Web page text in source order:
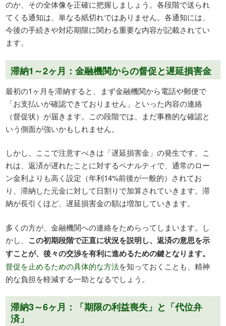
のか、その全体像を正確に把握しましょう。各段階で送られ
てくる通知は、単なる紙切れではありません。各通知には、
今後の手続きや対応期限に関わる重要な内容が記載されてい
ます。
滞納1～2ヶ月：金融機関からの督促と遅延損害金
最初の1ヶ月を滞納すると、まず金融機関から電話や郵便で
「お支払いが確認できておりません」といった内容の連絡
（督促状）が届きます。この段階では、まだ事務的な確認と
いう側面が強いかもしれません。
しかし、ここで注意すべきは「遅延損害金」の発生です。こ
れは、返済が遅れたことに対するペナルティで、通常のロー
ン金利よりも高く設定（年利14%前後が一般的）されてお
り、滞納した元金に対して日割りで加算されていきます。滞
納が長引くほど、遅延損害金の額は増加していきます。
多くの方が、金融機関への連絡をためらってしまいます。し
かし、 この初期段階で正直に状況を説明し、返済の意思を示
すことが、後々の交渉を有利に進めるための鍵となります。
督促を止めるための具体的な方法を知っておくことも、精神
的な負担を軽減する一助となるでしょう。
滞納3～6ヶ月：「期限の利益喪失」と「代位弁
済」